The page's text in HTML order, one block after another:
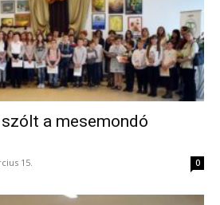
a mesemondó
15. 0